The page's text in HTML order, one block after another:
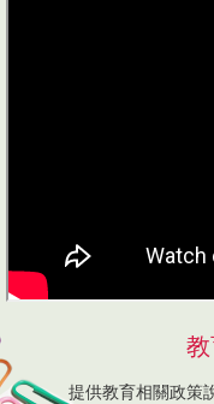
提供教育相關政策